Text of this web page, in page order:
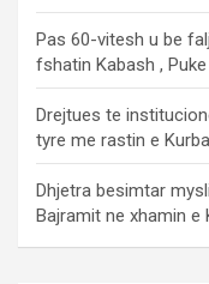
Pas 60-vitesh u be
fshatin Kabash , Puke
Drejtues te
tyre me rastin e
Dhjetra besimtar
Bajramit ne xhamin e